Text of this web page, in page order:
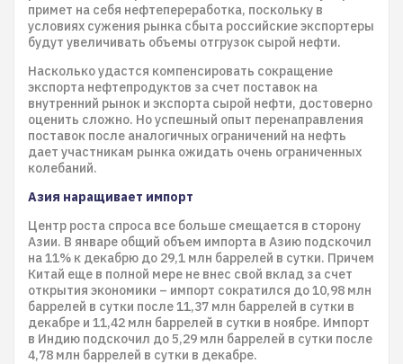
примет на себя нефтепереработка, поскольку в
условиях сужения рынка сбыта российские экспортеры
будут увеличивать объемы отгрузок сырой нефти.
Насколько удастся компенсировать сокращение
экспорта нефтепродуктов за счет поставок на
внутренний рынок и экспорта сырой нефти, достоверно
оценить сложно. Но успешный опыт перенаправления
поставок после аналогичных ограничений на нефть
дает участникам рынка ожидать очень ограниченных
колебаний.
Азия наращивает импорт
Центр роста спроса все больше смещается в сторону
Азии. В январе общий объем импорта в Азию подскочил
на 11% к декабрю до 29,1 млн баррелей в сутки. Причем
Китай еще в полной мере не внес свой вклад за счет
открытия экономики – импорт сократился до 10,98 млн
баррелей в сутки после 11,37 млн баррелей в сутки в
декабре и 11,42 млн баррелей в сутки в ноябре. Импорт
в Индию подскочил до 5,29 млн баррелей в сутки после
4,78 млн баррелей в сутки в декабре.